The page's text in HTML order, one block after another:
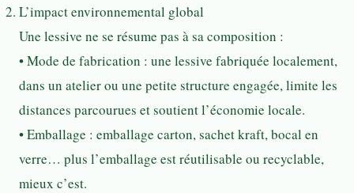
L’impact environnemental global
Une lessive ne se résume pas à sa composition :
• Mode de fabrication : une lessive fabriquée localement,
dans un atelier ou une petite structure engagée, limite les
distances parcourues et soutient l’économie locale.
• Emballage : emballage carton, sachet kraft, bocal en
verre… plus l’emballage est réutilisable ou recyclable,
mieux c’est.